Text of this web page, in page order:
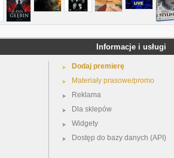
Informacje i usługi
Dodaj premierę
Materiały prasowe/promo
Reklama
Dla sklepów
Widgety
Dostęp do bazy danych (API)